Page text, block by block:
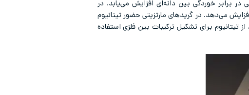
در برابر خوردگی بین دانه‌ای افزایش می‌یابد. در
می‌دهد. در گریدهای مارتزیتی حضور تیتانیوم
برای تشکیل ترکیبات بین فلزی استفاده